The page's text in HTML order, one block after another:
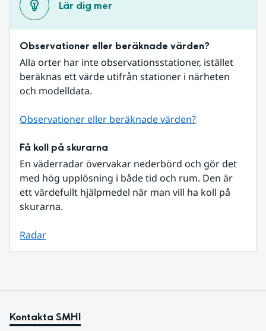
Lär dig mer
Observationer eller beräknade värden?
Alla orter har inte observationsstationer, istället
beräknas ett värde utifrån stationer i närheten
och modelldata.
Observationer eller beräknade värden?
Få koll på skurarna
En väderradar övervakar nederbörd och gör det
med hög upplösning i både tid och rum. Den är
ett värdefullt hjälpmedel när man vill ha koll på
skurarna.
Radar
Kontakta SMHI